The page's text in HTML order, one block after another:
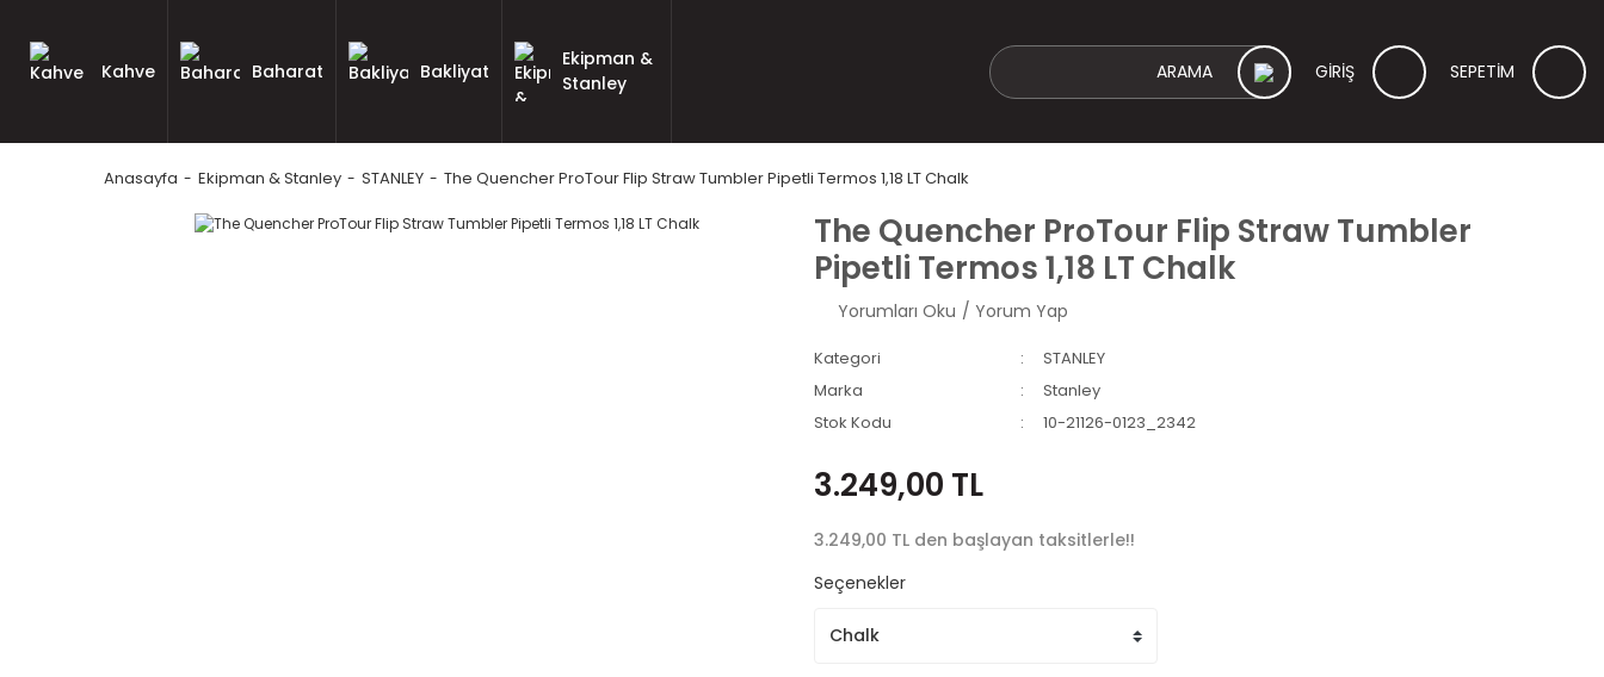
Kahve Baharat Bakliyat
Ekipman &
Stanley
GİRİŞ SEPETİM
Anasayfa Ekipman & Stanley STANLEY The Quencher ProTour Flip Straw Tumbler Pipetli Termos 1,18 LT Chalk
The Quencher ProTour Flip Straw Tumbler
Pipetli Termos 1,18 LT Chalk
Yorumları Oku / Yorum Yap
Kategori
STANLEY
Marka
Stanley
Stok Kodu
10-21126-0123_2342
3.249,00 TL
3.249,00 TL den başlayan taksitlerle!!
Seçenekler